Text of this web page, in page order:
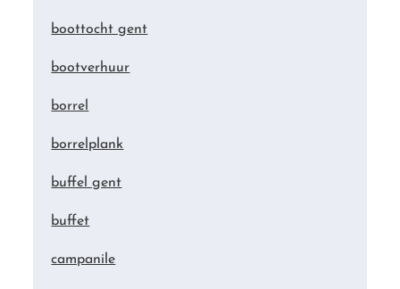
boottocht gent
bootverhuur
borrel
borrelplank
buffel gent
buffet
campanile